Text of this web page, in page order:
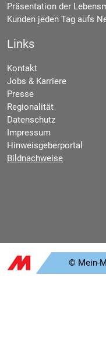
Präsentation der
Kunden jeden Tag aufs
Links
Kontakt
Jobs & Karriere
Presse
Regionalität
Datenschutz
Impressum
Hinweisgeberportal
Bildnachweise
© Mein-